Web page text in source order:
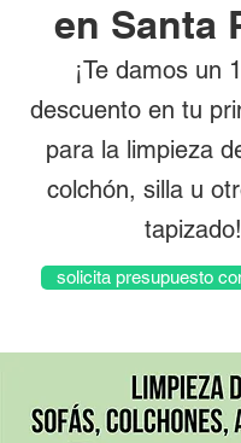
en Santa
¡Te damos un
descuento en tu
para la limpieza
colchón, silla u
tapizado!
solicita presupuesto